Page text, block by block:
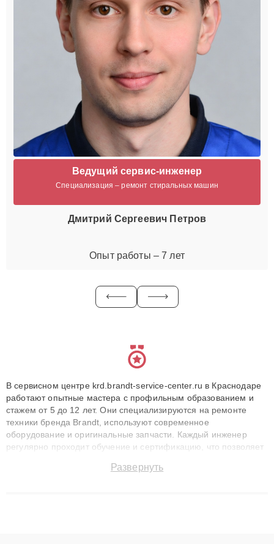
Ведущий сервис-инженер
Специализация – ремонт стиральных машин
Дмитрий Сергеевич Петров
Опыт работы – 7 лет
В сервисном центре krd.brandt-service-center.ru в Краснодаре
работают опытные мастера с профильным образованием и
стажем от 5 до 12 лет. Они специализируются на ремонте
техники бренда Brandt, используют современное
оборудование и оригинальные запчасти. Каждый инженер
регулярно проходит обучение и сертификацию, что позволяет
технику с сохранением гарантии до 3 лет. Наши мастера
Развернуть